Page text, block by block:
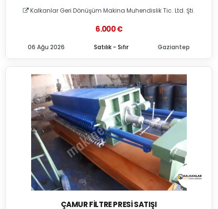
Kalkanlar Geri Dönüşüm Makina Muhendislik Tic. Ltd. Şti.
6.000 €
Satılık - Sıfır
06 Ağu 2026 Gaziantep
ÇAMUR FILTRE PRESI SATIŞI